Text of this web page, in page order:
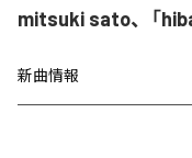
mitsuki sato、「
新曲情報